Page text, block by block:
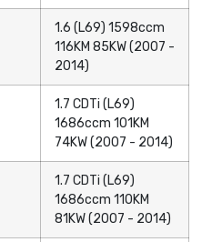
1.6 (L69) 1598ccm
116KM 85KW (2007 -
2014)
1.7 CDTi (L69)
1686ccm 101KM
74KW (2007 - 2014)
1.7 CDTi (L69)
1686ccm 110KM
81KW (2007 - 2014)